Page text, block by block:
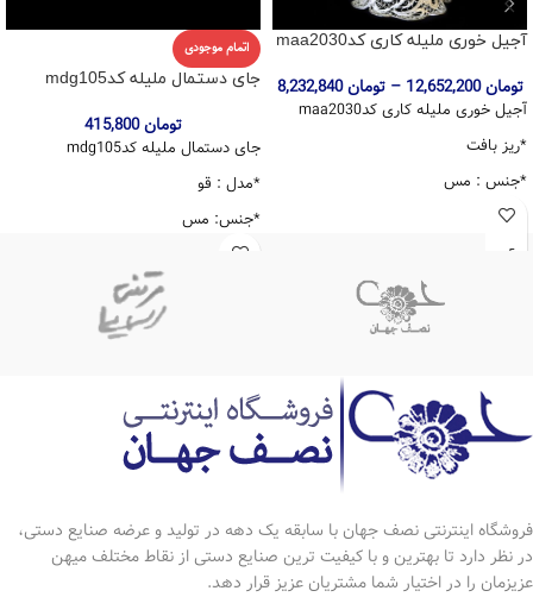
آجیل خوری ملیله کاری کدmaa2030
تومان12,652,200
– تومان8,232,840
آجیل خوری ملیله کاری کدmaa2030
*ریز بافت
*جنس : مس
*ابکاری نقره
سایزبندی:3سایز
*دارای ضمانتنامه 10 ساله
اتمام موجودی
جای دستمال ملیله کدmdg105
تومان415,800
جای دستمال ملیله کدmdg105
*مدل : قو
*جنس: مس
*ابکاری نقره
فروشگاه اینترنتی نصف جهان با سابقه یک دهه در تولید و عرضه صنایع دستی،
در نظر دارد تا بهترین و با کیفیت ترین صنایع دستی از نقاط مختلف میهن
عزیزمان را در اختیار شما مشتریان عزیز قرار دهد.